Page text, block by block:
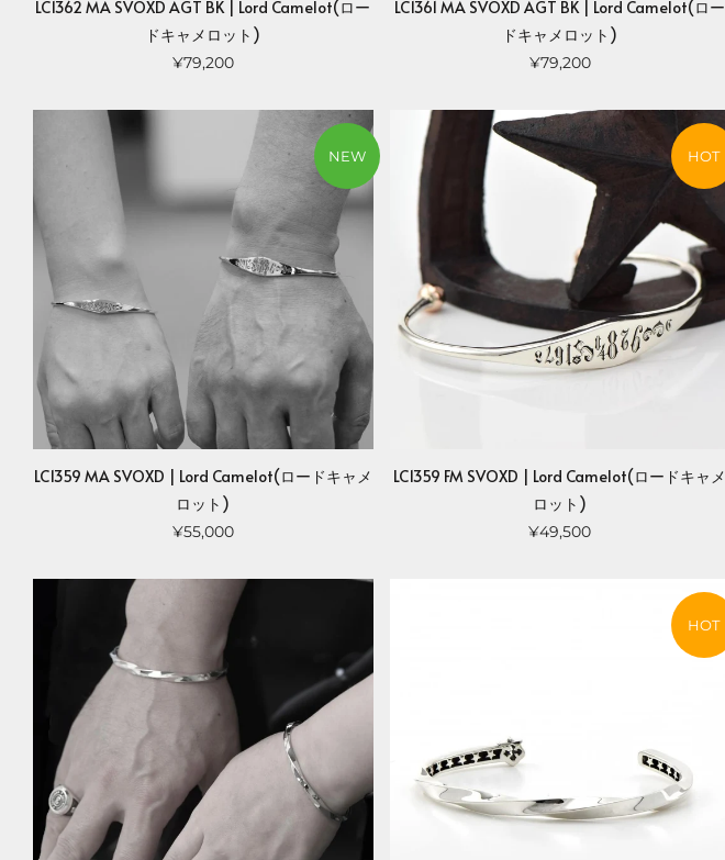
LC1362 MA SVOXD AGT BK | Lord Camelot(ロー
ドキャメロット)
¥79,200
LC1361 MA SVOXD AGT BK | Lord Camelot(ロー
ドキャメロット)
¥79,200
NEW
LC1359 MA SVOXD | Lord Camelot(ロードキャメ
ロット)
¥55,000
HOT
LC1359 FM SVOXD | Lord Camelot(ロードキャメ
ロット)
¥49,500
HOT